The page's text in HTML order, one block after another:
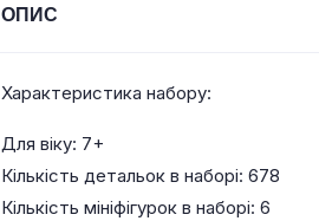
ОПИС
Характеристика набору:
Для віку: 7+
Кількість детальок в наборі: 678
Кількість мініфігурок в наборі: 6